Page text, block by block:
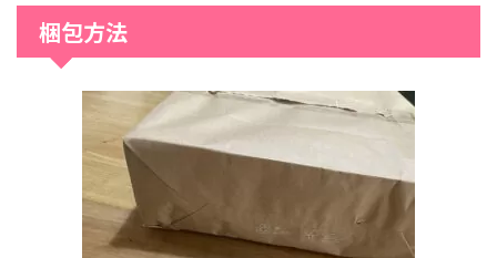
梱包方法